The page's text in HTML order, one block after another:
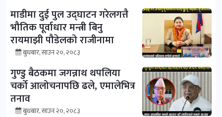
माडीमा दुई पुल उद्घाटन गरेलगत्तै
भौतिक पूर्वाधार मन्त्री बिनु
रायमाझी पौडेलको राजीनामा
बुधबार, साउन २०, २०८३
गुण्डु बैठकमा जगन्नाथ थपलिया
चर्को आलोचनापछि ढले, एमालेभित्र
तनाव
बुधबार, साउन २०, २०८३